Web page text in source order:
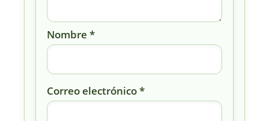
Nombre *
Correo electrónico*